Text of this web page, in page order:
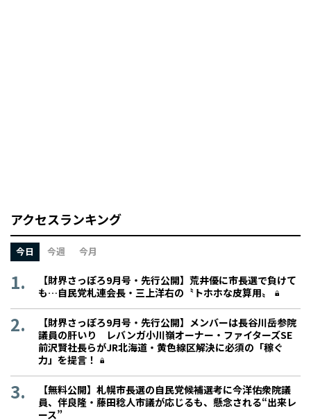
アクセスランキング
今日 今週 今月
【財界さっぽろ9月号・先行公開】荒井優に市長選で負けて
も…自民党札連会長・三上洋右の〝トホホな皮算用〟
【財界さっぽろ9月号・先行公開】メンバーは長谷川岳参院
議員の肝いり レバンガ小川嶺オーナー・ファイターズSE
前沢賢社長らがJR北海道・黄色線区解決に必須の「稼ぐ
力」を提言！
【無料公開】札幌市長選の自民党候補選考に今洋佑衆院議
員、伴良隆・藤田稔人市議が応じるも、懸念される“出来レ
ース”